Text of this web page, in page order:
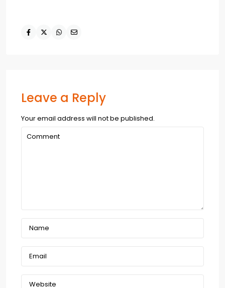
Leave a Reply
Your email address will not be published.